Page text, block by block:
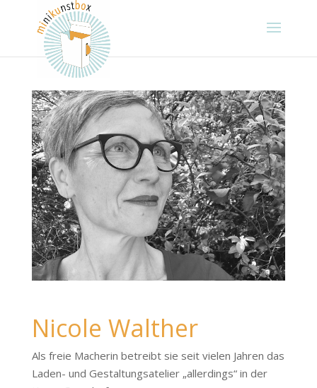
Nicole Walther
Als freie Macherin betreibt sie seit vielen Jahren das
Laden- und Gestaltungsatelier „allerdings“ in der